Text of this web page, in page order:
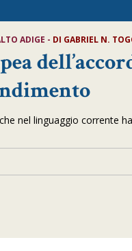
ADIGE - DI GABRIEL N.
nel linguaggio corrente